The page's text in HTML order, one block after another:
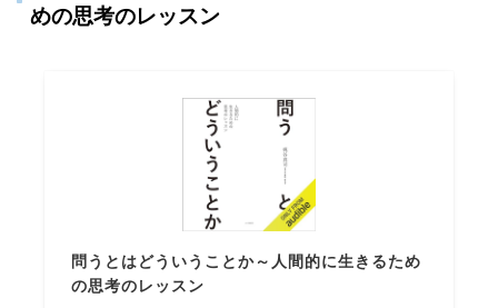
めの思考のレッスン
問うとはどういうことか～人間的に生きるため
の思考のレッスン